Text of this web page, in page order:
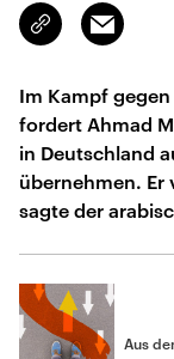
Link
kopieren/teilen
Email
Im Kampf
fordert Ahmad
in Deutschland
übernehmen. Er
sagte der
Aus